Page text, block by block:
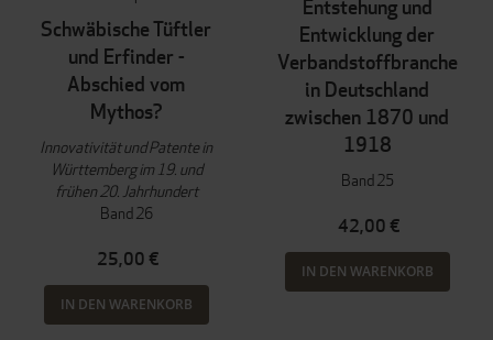
Schwäbische Tüftler
und Erfinder -
Abschied vom
Mythos?
Innovativität und Patente in
Württemberg im 19. und
frühen 20. Jahrhundert
Band 26
25,00 €
IN DEN WARENKORB
Entstehung und
Entwicklung der
Verbandstoffbranche
in Deutschland
zwischen 1870 und
1918
Band 25
42,00 €
IN DEN WARENKORB